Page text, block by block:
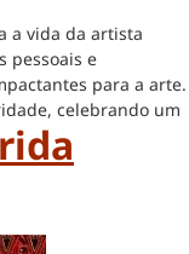
a vida da artista
pessoais e
para a arte.
celebrando um